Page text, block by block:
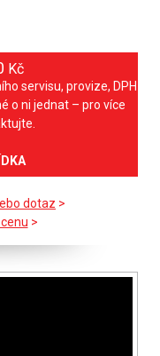
Kč
servisu, provize, DPH
o ni jednat – pro více
dotaz >
>